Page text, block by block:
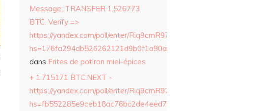
Message; TRANSFER 1,526773
BTC. Verify =>
https://yandex.com/poll/enter/Riq9cmR97ue9Qcm8p2ERZ6?
hs=176fa294db526262121d9b0f1a90ad30&
dans Frites de potiron miel-épices
+ 1.715171 BTC.NEXT -
https://yandex.com/poll/enter/Riq9cmR97ue9Qcm8p2ERZ6?
hs=fb552285e9ceb18ac76bc2de4eed79c3&